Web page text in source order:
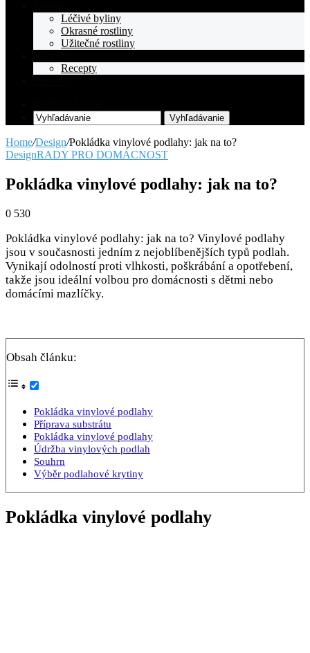
Léčivé byliny
Okrasné rostliny
Užitečné rostliny
Recepty
Vyhľadávanie
Home/Design/Pokládka vinylové podlahy: jak na to?
DesignRADY PRO DOMÁCNOST
Pokládka vinylové podlahy: jak na to?
0 530
Pokládka vinylové podlahy: jak na to? Vinylové podlahy
jsou v současnosti jedním z nejoblíbenějších typů podlah.
Vynikají odolností proti vlhkosti, poškrábání a opotřebení,
takže jsou ideální volbou pro domácnosti s dětmi nebo
domácími mazlíčky.
Obsah článku:
Pokládka vinylové podlahy
Příprava substrátu
Pokládka vinylové podlahy
Údržba vinylových podlah
Souhrn
Výběr podlahové krytiny
Pokládka vinylové podlahy